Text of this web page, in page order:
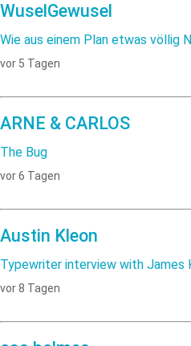
WuselGewusel
Wie aus einem Plan etwas völlig
vor 5 Tagen
ARNE & CARLOS
The Bug
vor 6 Tagen
Austin Kleon
Typewriter interview with James
vor 8 Tagen